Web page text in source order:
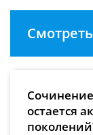
остается